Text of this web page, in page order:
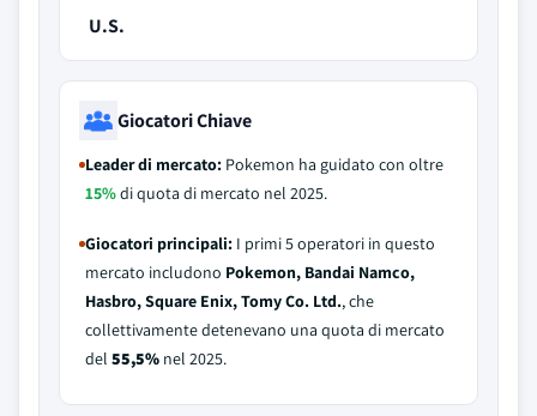
U.S.
Giocatori Chiave
Leader di mercato: Pokemon ha guidato con oltre
15%di quota di mercato nel 2025.
Giocatori principali: I primi 5 operatori in questo
mercato includono Pokemon, Bandai Namco,
Hasbro, Square Enix, Tomy Co. Ltd., che
collettivamente detenevano una quota di mercato
del 55,5% nel 2025.